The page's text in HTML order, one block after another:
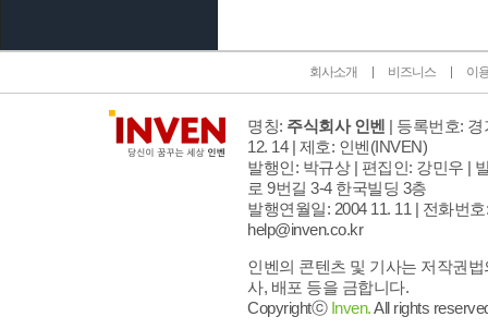
회사소개 비즈니스 이
명칭: 주식회사 인벤 | 등록번호:
12. 14 | 제호: 인벤(INVEN)
발행인: 박규상 | 편집인: 강민우 |
로 9번길 3-4 한국빌딩 3층
발행연월일: 2004 11. 11 | 전화번호
help@inven.co.kr
인벤의 콘텐츠 및 기사는 저작권
사, 배포 등을 금합니다.
Copyrightⓒ Inven.All rights